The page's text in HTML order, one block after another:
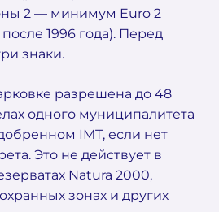
2 — минимум Euro 2
1996 года). Перед
знаки.
разрешена до 48
одного муниципалитета
IMT, если нет
Это не действует в
Natura 2000,
зонах и других